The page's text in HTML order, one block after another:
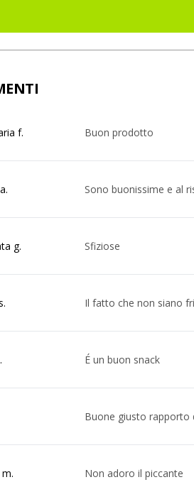
f. Buon prodotto
Sono buonissime e al
g. Sfiziose
Il fatto che non siano
É un buon snack
Buone giusto rapporto
Non adoro il piccante